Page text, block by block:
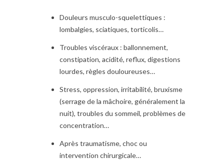
Douleurs musculo-squelettiques :
lombalgies, sciatiques, torticolis…
Troubles viscéraux : ballonnement,
constipation, acidité, reflux, digestions
lourdes, règles douloureuses…
Stress, oppression, irritabilité, bruxisme
(serrage de la mâchoire, généralement la
nuit), troubles du sommeil, problèmes de
concentration…
Après traumatisme, choc ou
intervention chirurgicale…